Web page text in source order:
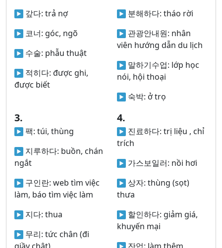
갚다: trả nợ
코너: góc, ngõ
수술: phẫu thuật
적히다: được ghi,
được biết
분해하다: tháo rời
관광안내원: nhân
viên hướng dẫn du lịch
말하기수업: lớp học
nói, hội thoại
숙박: ở trọ
3.
팩: túi, thùng
지루하다: buồn, chán
ngắt
구인란: web tìm việc
làm, báo tìm việc làm
지다: thua
무리: tức chân (đi
4.
진료하다: trị liệu , chỉ
trích
가스보일러: nồi hơi
상자: thùng (sọt)
thưa
할인하다: giảm giá,
khuyến mại